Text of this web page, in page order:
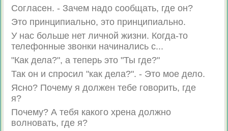
Согласен. - Зачем надо сообщать, где он?
Это принципиально, это принципиально.
У нас больше нет личной жизни. Когда-то
телефонные звонки начинались с...
"Как дела?", а теперь это "Ты где?"
Так он и спросил "как дела?". - Это мое дело.
Ясно? Почему я должен тебе говорить, где
я?
Почему? А тебя какого хрена должно
волновать, где я?